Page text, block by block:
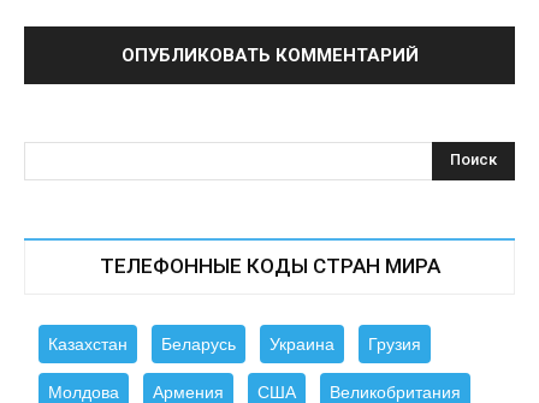
ТЕЛЕФОННЫЕ КОДЫ СТРАН МИРА
Казахстан Беларусь Украина Грузия
Молдова Армения США Великобритания